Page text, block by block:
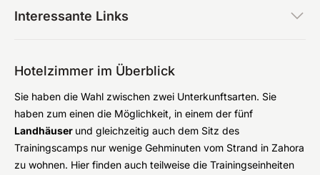
Interessante Links
Hotelzimmer im Überblick
Sie haben die Wahl zwischen zwei Unterkunftsarten. Sie
haben zum einen die Möglichkeit, in einem der fünf
Landhäuser und gleichzeitig auch dem Sitz des
Trainingscamps nur wenige Gehminuten vom Strand in Zahora
zu wohnen. Hier finden auch teilweise die Trainingseinheiten